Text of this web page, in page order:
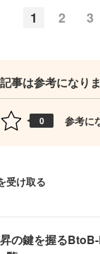
1 2 3
事は参考になり
0 参考に
受け取る
の鍵を握る